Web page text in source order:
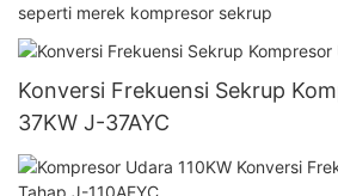
seperti merek kompresor sekrup
Konversi Frekuensi Sekrup
37KW J-37AYC